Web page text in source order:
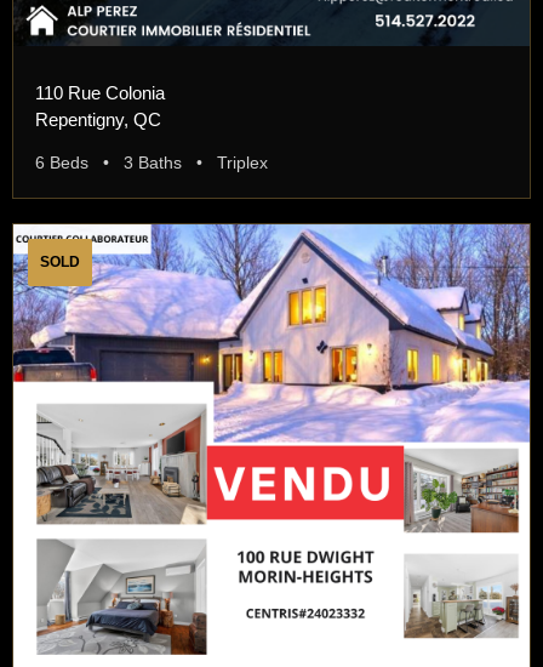
110 Rue Colonia
Repentigny, QC
6 Beds • 3 Baths • Triplex
SOLD